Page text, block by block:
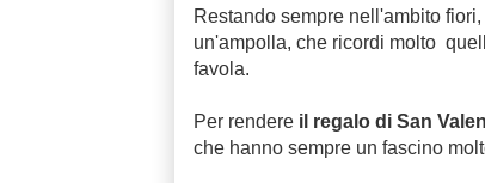
Restando sempre nell'ambito
un'ampolla, che ricordi molto
favola.
Per rendereil regalo di San
che hanno sempre un fascino